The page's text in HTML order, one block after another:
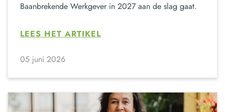
Baanbrekende Werkgever in 2027 aan de slag gaat.
LEES HET ARTIKEL
05 juni 2026